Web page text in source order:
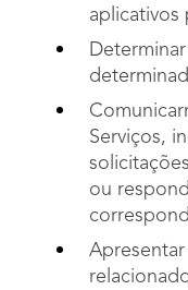
aplicativos
Serviços,
ou